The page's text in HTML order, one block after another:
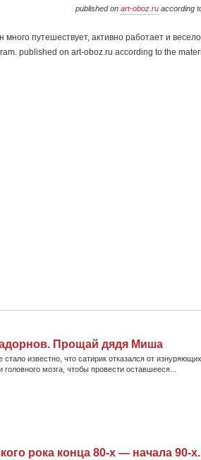
published on art-oboz.ruaccording
путешествует, активно работает и
published on art-oboz.ru according to the
Прощай дядя Миша
известно, что сатирик отказался от изнуряющих
мозга, чтобы провести оставшееся...
рока конца 80-х — начала 90-х.